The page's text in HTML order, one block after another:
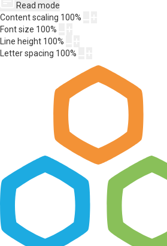
Read mode
Content scaling 100%
Font size 100%
Line height 100%
Letter spacing 100%